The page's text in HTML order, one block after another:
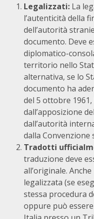
Legalizzati: La
l’autenticità della
dell’autorità
documento. Deve
diplomatico-
territorio nello
alternativa, se lo
documento ha
del 5 ottobre
dall’apposizione
dall’autorità
dalla Convenzione
Tradotti
traduzione deve
all’originale.
legalizzata (se
stessa procedura
oppure può essere